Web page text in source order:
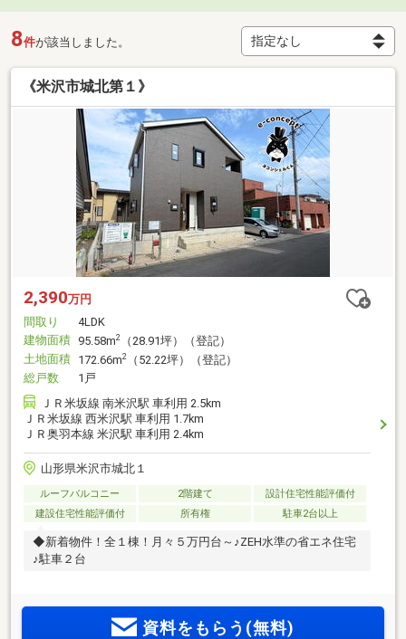
8件が該当しました。
《米沢市城北第１》
2,390万円
間取り
4LDK
建物面積 95.58m2
（28.91坪）（登記）
土地面積 172.66m2
（52.22坪）（登記）
総戸数
1戸
ＪＲ米坂線 南米沢駅 車利用 2.5km
ＪＲ米坂線 西米沢駅 車利用 1.7km
ＪＲ奥羽本線 米沢駅 車利用 2.4km
山形県米沢市城北１
ルーフバルコニー 2階建て
設計住宅性能評価付
建設住宅性能評価付
所有権 駐車2台以上
◆新着物件！全１棟！月々５万円台～♪ZEH水準の省エネ住宅
♪駐車２台
資料をもらう(無料)